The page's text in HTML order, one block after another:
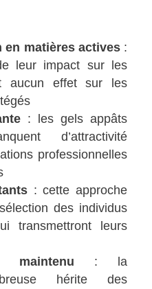
en matières actives:
leur impact sur les
aucun effet sur les
: les gels appâts
d’attractivité
professionnelles
: cette approche
des individus
transmettront leurs
maintenu : la
hérite des